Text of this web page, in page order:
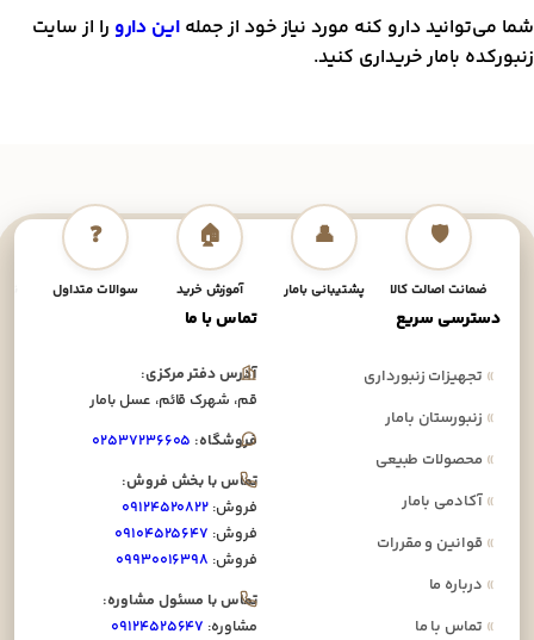
می‌توانید دارو کنه مورد نیاز خود از جمله این دارورا از سایت
بامار خریداری کنید.
🛡️
ضمانت اصالت کالا
👤
پشتیبانی بامار
🏠
آموزش خرید
❓
سوالات متداول
دسترسی سریع
»تجهیزات زنبورداری
»زنبورستان بامار
»محصولات طبیعی
»آکادمی بامار
»قوانین و مقررات
»درباره ما
»تماس با ما
تماس با ما
آدرس دفتر مرکزی:
قم، شهرک قائم، عسل بامار
فروشگاه: ۰۲۵۳۷۲۳۶۶۰۵
تماس با بخش فروش:
فروش: ۰۹۱۲۴۵۲۰۸۲۲
فروش: ۰۹۱۰۴۵۲۵۶۴۷
فروش: ۰۹۹۳۰۰۱۶۳۹۸
تماس با مسئول مشاوره:
مشاوره: ۰۹۱۲۴۵۲۵۶۴۷